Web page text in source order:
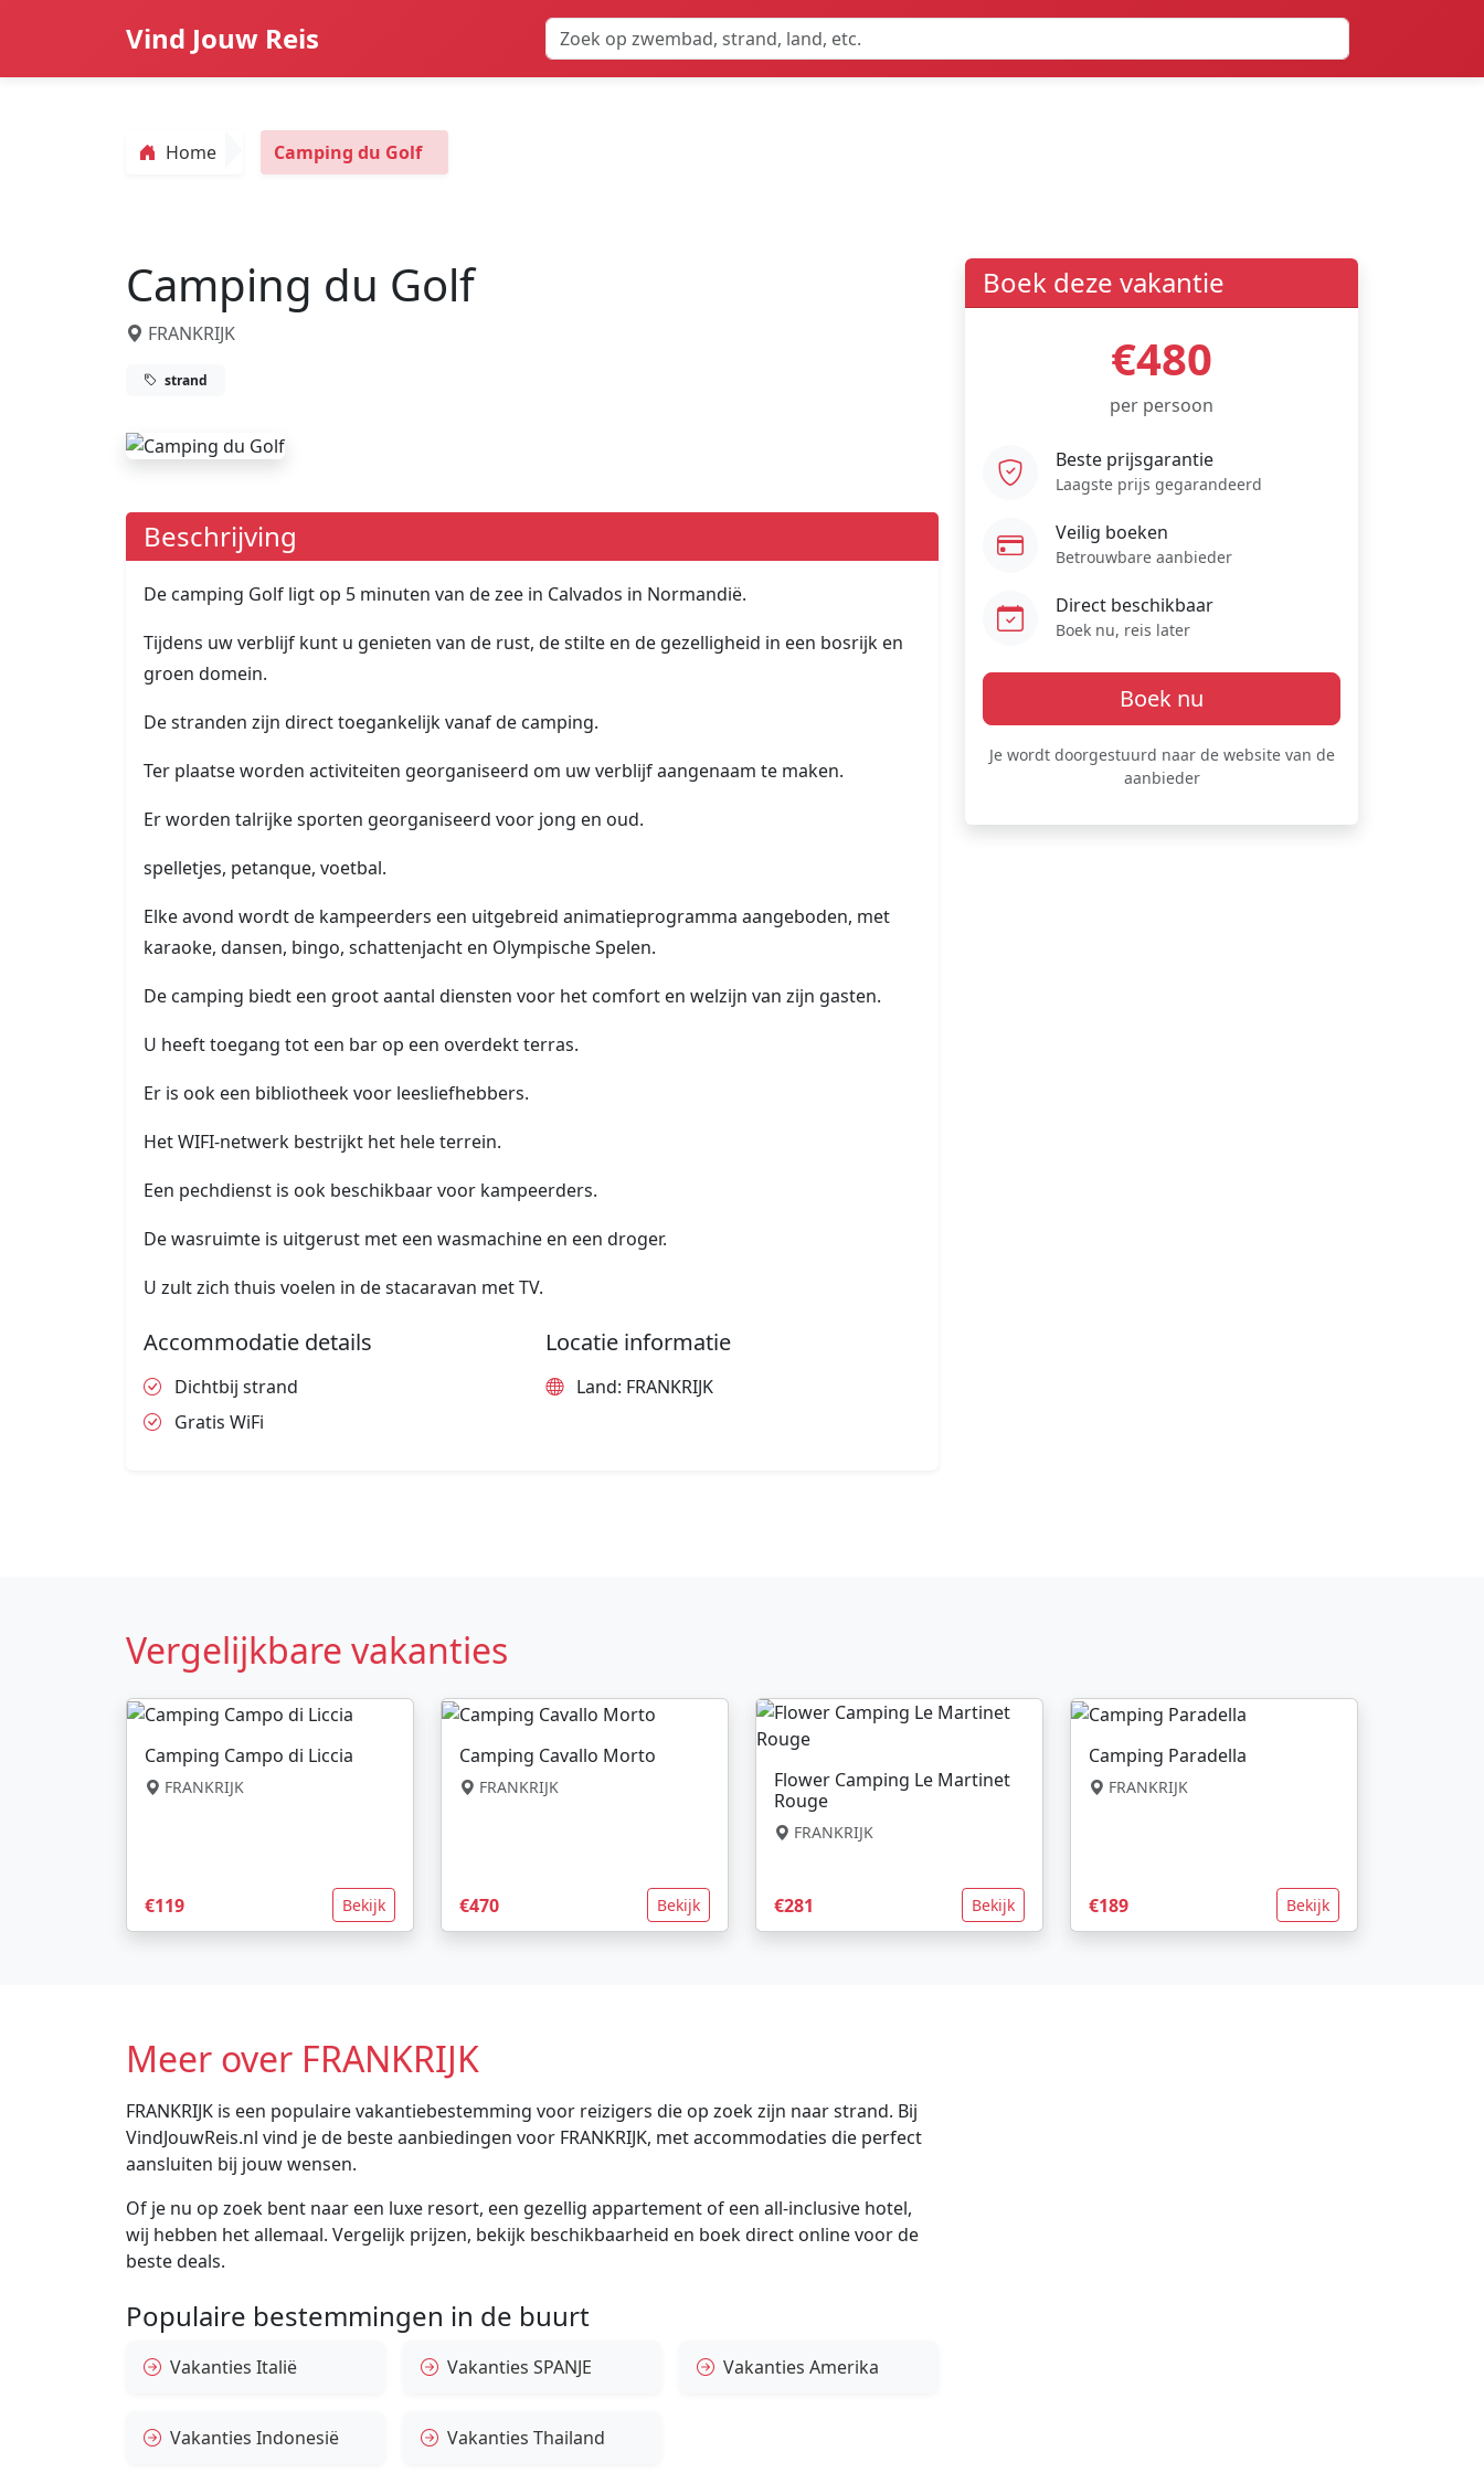
Vind Jouw Reis
Home Camping du Golf
Camping du Golf
FRANKRIJK
strand
Beschrijving
De camping Golf ligt op 5 minuten van de zee in Calvados in Normandië.
Tijdens uw verblijf kunt u genieten van de rust, de stilte en de gezelligheid in een bosrijk en
groen domein.
De stranden zijn direct toegankelijk vanaf de camping.
Ter plaatse worden activiteiten georganiseerd om uw verblijf aangenaam te maken.
Er worden talrijke sporten georganiseerd voor jong en oud.
spelletjes, petanque, voetbal.
Elke avond wordt de kampeerders een uitgebreid animatieprogramma aangeboden, met
karaoke, dansen, bingo, schattenjacht en Olympische Spelen.
De camping biedt een groot aantal diensten voor het comfort en welzijn van zijn gasten.
U heeft toegang tot een bar op een overdekt terras.
Er is ook een bibliotheek voor leesliefhebbers.
Het WIFI-netwerk bestrijkt het hele terrein.
Een pechdienst is ook beschikbaar voor kampeerders.
De wasruimte is uitgerust met een wasmachine en een droger.
U zult zich thuis voelen in de stacaravan met TV.
Accommodatie details
Dichtbij strand
Gratis WiFi
Locatie informatie
Land: FRANKRIJK
Boek deze vakantie
€480
per persoon
Beste prijsgarantie
Laagste prijs gegarandeerd
Veilig boeken
Betrouwbare aanbieder
Direct beschikbaar
Boek nu, reis later
Boek nu
Je wordt doorgestuurd naar de website van de
aanbieder
Vergelijkbare vakanties
Camping Campo di Liccia
FRANKRIJK
€119 Bekijk
Camping Cavallo Morto
FRANKRIJK
€470 Bekijk
Flower Camping Le Martinet
Rouge
FRANKRIJK
€281 Bekijk
Camping Paradella
FRANKRIJK
€189 Bekijk
Meer over FRANKRIJK
FRANKRIJK is een populaire vakantiebestemming voor reizigers die op zoek zijn naar strand. Bij
VindJouwReis.nl vind je de beste aanbiedingen voor FRANKRIJK, met accommodaties die perfect
aansluiten bij jouw wensen.
Of je nu op zoek bent naar een luxe resort, een gezellig appartement of een all-inclusive hotel,
wij hebben het allemaal. Vergelijk prijzen, bekijk beschikbaarheid en boek direct online voor de
beste deals.
Populaire bestemmingen in de buurt
Vakanties Italië Vakanties SPANJE Vakanties Amerika
Vakanties Indonesië Vakanties Thailand